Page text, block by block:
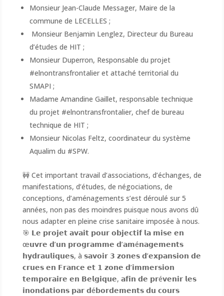
Monsieur Jean-Claude Messager, Maire de la
commune de LECELLES ;
Monsieur Benjamin Lenglez, Directeur du Bureau
d’études de HIT ;
Monsieur Duperron, Responsable du projet
#elnontransfrontalieret attaché territorial du
SMAPI ;
Madame Amandine Gaillet, responsable technique
du projet #elnontransfrontalier, chef de bureau
technique de HIT ;
Monsieur Nicolas Feltz, coordinateur du système
Aqualim du #SPW.
🚧 Cet important travail d’associations, d’échanges, de
manifestations, d’études, de négociations, de
conceptions, d’aménagements s’est déroulé sur 5
années, non pas des moindres puisque nous avons dû
nous adapter en pleine crise sanitaire imposée à nous.
🎯 𝗟𝗲 𝗽𝗿𝗼𝗷𝗲𝘁 𝗮𝘃𝗮𝗶𝘁 𝗽𝗼𝘂𝗿 𝗼𝗯𝗷𝗲𝗰𝘁𝗶𝗳 𝗹𝗮 𝗺𝗶𝘀𝗲 𝗲𝗻
œ𝘂𝘃𝗿𝗲 𝗱’𝘂𝗻 𝗽𝗿𝗼𝗴𝗿𝗮𝗺𝗺𝗲 𝗱’𝗮𝗺é𝗻𝗮𝗴𝗲𝗺𝗲𝗻𝘁𝘀
𝗵𝘆𝗱𝗿𝗮𝘂𝗹𝗶𝗾𝘂𝗲𝘀, à 𝘀𝗮𝘃𝗼𝗶𝗿 𝟯 𝘇𝗼𝗻𝗲𝘀 𝗱’𝗲𝘅𝗽𝗮𝗻𝘀𝗶𝗼𝗻 𝗱𝗲
𝗰𝗿𝘂𝗲𝘀 𝗲𝗻 𝗙𝗿𝗮𝗻𝗰𝗲 𝗲𝘁 𝟭 𝘇𝗼𝗻𝗲 𝗱’𝗶𝗺𝗺𝗲𝗿𝘀𝗶𝗼𝗻
𝘁𝗲𝗺𝗽𝗼𝗿𝗮𝗶𝗿𝗲 𝗲𝗻 𝗕𝗲𝗹𝗴𝗶𝗾𝘂𝗲, 𝗮𝗳𝗶𝗻 𝗱𝗲 𝗽𝗿é𝘃𝗲𝗻𝗶𝗿 𝗹𝗲𝘀
𝗶𝗻𝗼𝗻𝗱𝗮𝘁𝗶𝗼𝗻𝘀 𝗽𝗮𝗿 𝗱é𝗯𝗼𝗿𝗱𝗲𝗺𝗲𝗻𝘁𝘀 𝗱𝘂 𝗰𝗼𝘂𝗿𝘀